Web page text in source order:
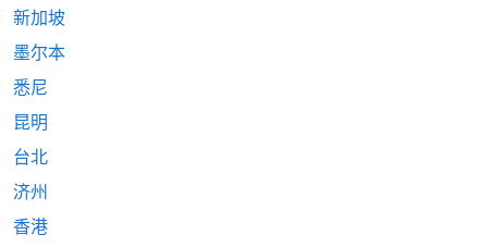
新加坡
墨尔本
悉尼
昆明
台北
济州
香港